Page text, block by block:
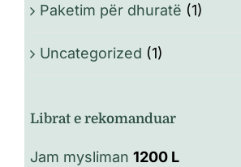
Paketim për dhuratë (1)
Uncategorized (1)
Librat e rekomanduar
Jam mysliman 1200 L